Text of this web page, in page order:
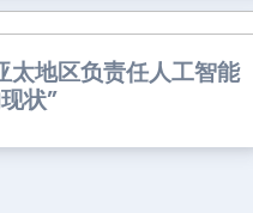
太地区负责任人工智能
状”